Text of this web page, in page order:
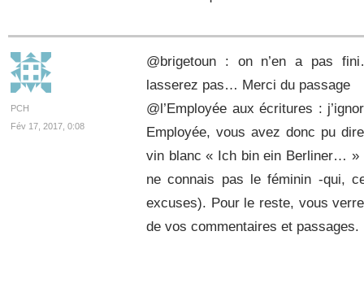
PCH
Fév 17, 2017, 0:08
@brigetoun : on n’en a pas
lasserez pas… Merci du passage
@l’Employée aux écritures :
Employée, vous avez donc pu
vin blanc « Ich bin ein Berliner… »
ne connais pas le féminin -qui,
excuses). Pour le reste, vous
de vos commentaires et passages.